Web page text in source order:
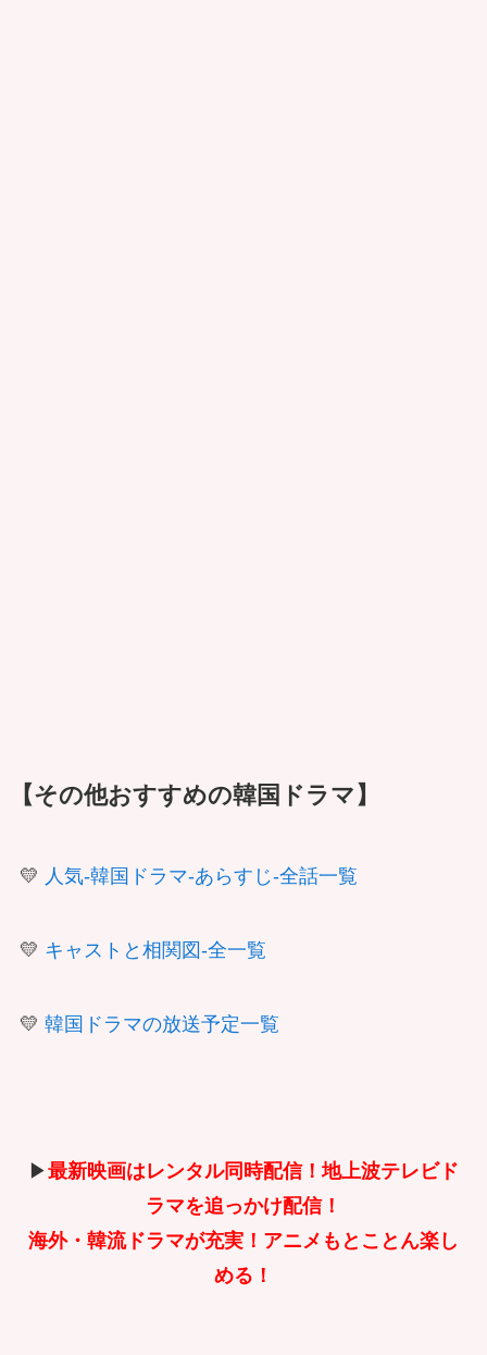
【その他おすすめの韓国ドラマ】
💛 人気-韓国ドラマ-あらすじ-全話一覧
💛 キャストと相関図-全一覧
💛 韓国ドラマの放送予定一覧
▶最新映画はレンタル同時配信！地上波テレビド
ラマを追っかけ配信！
海外・韓流ドラマが充実！アニメもとことん楽し
める！